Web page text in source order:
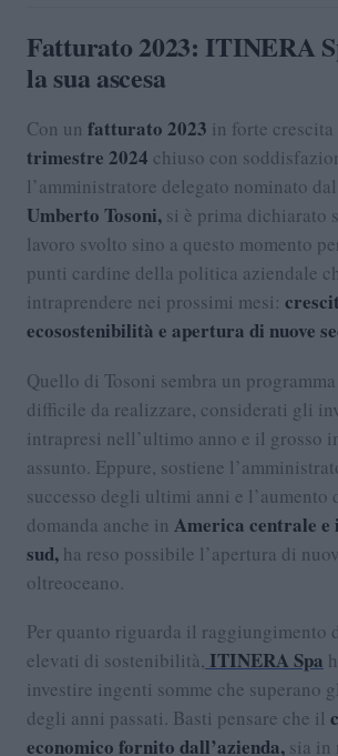
Fatturato 2023: ITINERA
la sua ascesa
Con un fatturato 2023 in forte crescita
trimestre 2024 chiuso con
l’amministratore delegato nominato dal
Umberto Tosoni, si è prima dichiarato
lavoro svolto sino a questo momento
punti cardine della politica aziendale
intraprendere nei prossimi mesi:
ecosostenibilità e apertura di nuove
Quello di Tosoni sembra un
difficile da realizzare, considerati gli
intrapresi nell’ultimo anno e il grosso
assunto. Eppure, sostiene
successo degli ultimi anni e l’aumento
domanda anche in America centrale e
sud, ha reso possibile l’apertura di
oltreoceano.
Per quanto riguarda il raggiungimento
elevati di sostenibilità, ITINERA Spa
investire ingenti somme che superano
degli anni passati. Basti pensare che il
economico fornito dall’azienda, sia in